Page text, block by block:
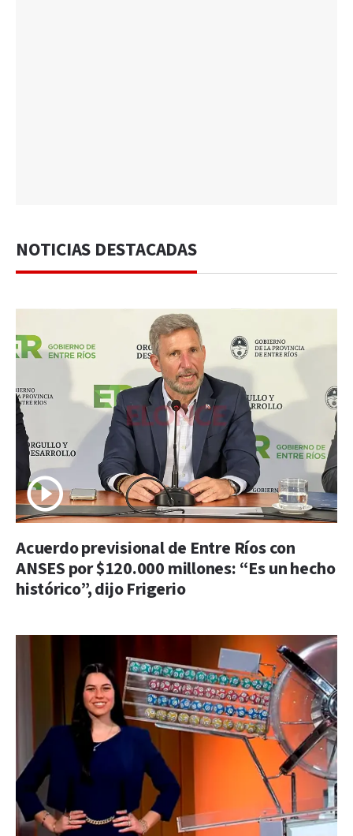
NOTICIAS DESTACADAS
Acuerdo previsional de Entre Ríos con
ANSES por $120.000 millones: “Es un hecho
histórico”, dijo Frigerio